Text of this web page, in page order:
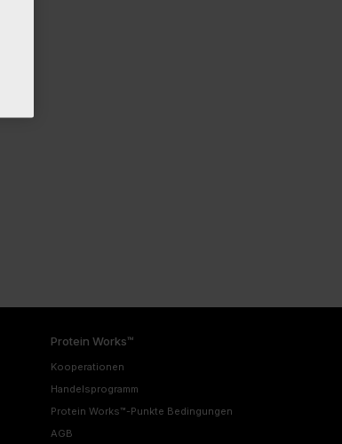
Protein Works™
Kooperationen
Handelsprogramm
Protein Works™-Punkte Bedingungen
AGB